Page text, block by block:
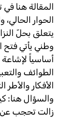
المقالة هنا
الحوار الحالي،
يتعلق بحلّ
وطني يأتي فتح
أساسياً
الطوائف
الأفكار
والسؤال هنا:
زالت تحجب عن